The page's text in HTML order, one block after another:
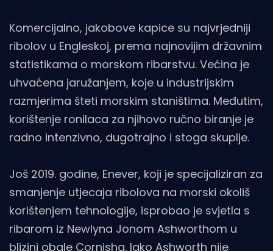
Komercijalno, jakobove kapice su najvrjedniji
ribolov u Engleskoj, prema najnovijim državnim
statistikama o morskom ribarstvu. Većina je
uhvaćena jaružanjem, koje u industrijskim
razmjerima šteti morskim staništima. Međutim,
korištenje ronilaca za njihovo ručno biranje je
radno intenzivno, dugotrajno i stoga skuplje.
Još 2019. godine, Enever, koji je specijaliziran za
smanjenje utjecaja ribolova na morski okoliš
korištenjem tehnologije, isprobao je svjetla s
ribarom iz Newlyna Jonom Ashworthom u
blizini obale Cornisha. Iako Ashworth nije